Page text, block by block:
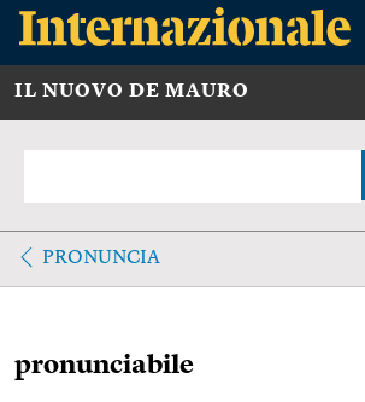
IL NUOVO DE MAURO
PRONUNCIA
pronunciabile